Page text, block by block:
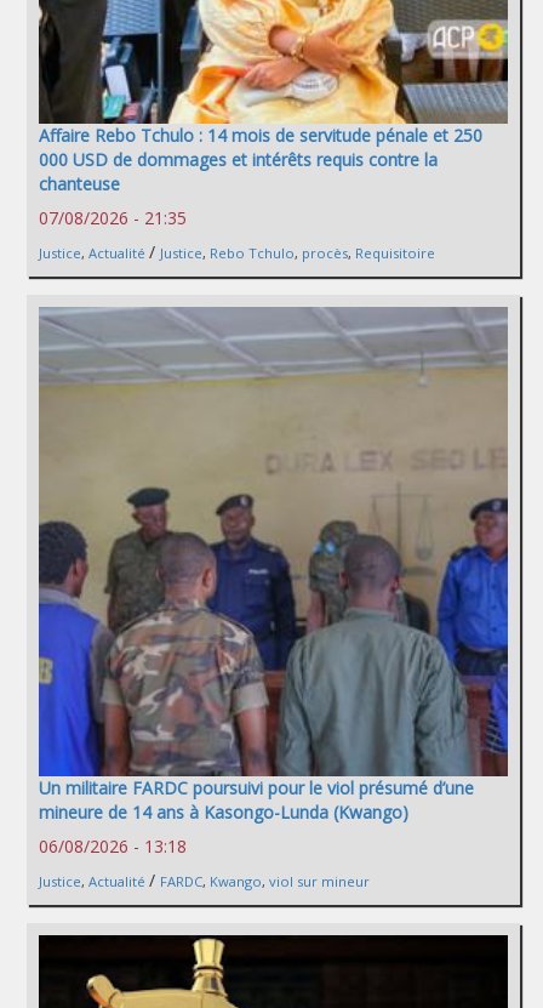
Affaire Rebo Tchulo : 14 mois de servitude pénale et 250
000 USD de dommages et intérêts requis contre la
chanteuse
07/08/2026 - 21:35
Justice, Actualité / Justice, Rebo Tchulo, procès, Requisitoire
Un militaire FARDC poursuivi pour le viol présumé d’une
mineure de 14 ans à Kasongo-Lunda (Kwango)
06/08/2026 - 13:18
Justice, Actualité / FARDC, Kwango, viol sur mineur